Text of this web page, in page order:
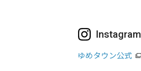
Instagram
ゆめタウン公式